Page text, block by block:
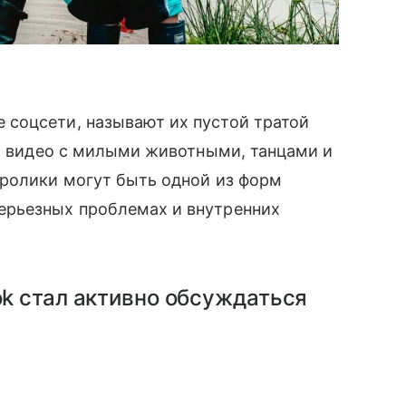
называют их пустой тратой
видео с милыми животными, танцами и
могут быть одной из форм
проблемах и внутренних
стал активно обсуждаться